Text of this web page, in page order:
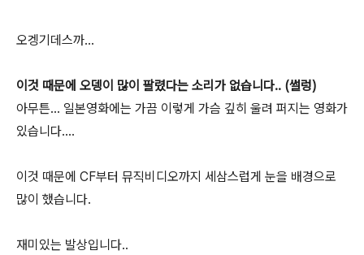
오겡기데스까...
이것 때문에 오뎅이 많이 팔렸다는 소리가 없습니다.. (썰렁)
아무튼... 일본영화에는 가끔 이렇게 가슴 깊히 울려 퍼지는 영화가
있습니다....
이것 때문에 CF부터 뮤직비디오까지 세삼스럽게 눈을 배경으로
많이 했습니다.
재미있는 발상입니다..